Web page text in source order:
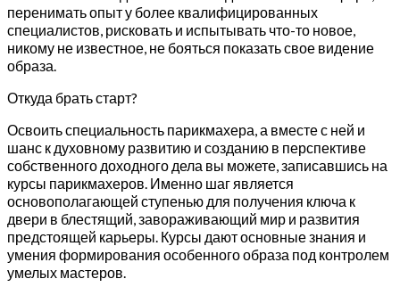
перенимать опыт у более квалифицированных
специалистов, рисковать и испытывать что-то новое,
никому не известное, не бояться показать свое видение
образа.
Откуда брать старт?
Освоить специальность парикмахера, а вместе с ней и
шанс к духовному развитию и созданию в перспективе
собственного доходного дела вы можете, записавшись на
курсы парикмахеров. Именно шаг является
основополагающей ступенью для получения ключа к
двери в блестящий, завораживающий мир и развития
предстоящей карьеры. Курсы дают основные знания и
умения формирования особенного образа под контролем
умелых мастеров.